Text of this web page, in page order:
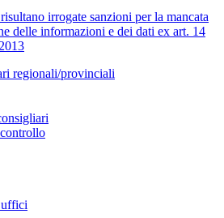
irrogate sanzioni per la mancata
delle informazioni e dei dati ex art. 14
regionali/provinciali